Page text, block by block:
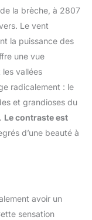
la brèche, à 2807
Le vent
la puissance des
une vue
vallées
radicalement : le
et grandioses du
Le contraste est
d’une beauté à
avoir un
sensation